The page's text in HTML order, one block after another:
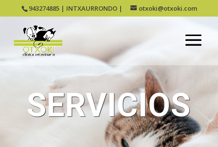
943274885 | INTXAURRONDO | otxoki@otxoki.com
SERVICIOS